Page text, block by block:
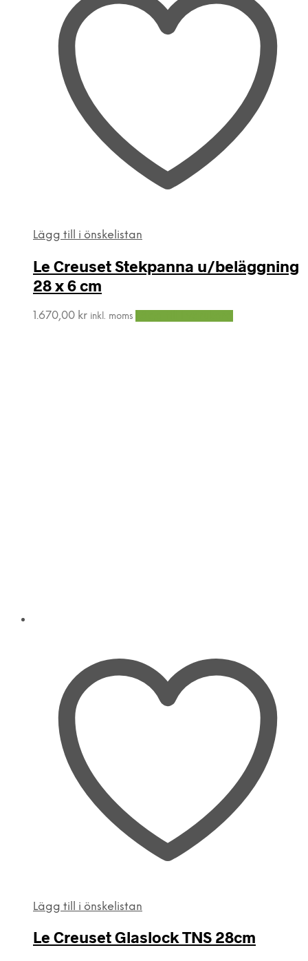
Lägg till i önskelistan
Le Creuset Stekpanna u/beläggning
28 x 6 cm
1.670,00 kr inkl. moms
Lägg till i önskelistan
Le Creuset Glaslock TNS 28cm